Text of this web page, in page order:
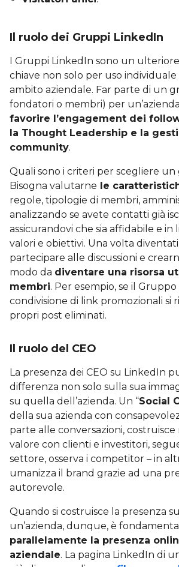
Il ruolo dei Gruppi LinkedIn
I Gruppi LinkedIn sono un
chiave non solo per uso individuale
ambito aziendale. Far parte di un
fondatori o membri) per
favorire l’engagement dei
la Thought Leadership e la
community.
Quali sono i criteri per scegliere
Bisogna valutarne le
regole, tipologie di membri,
analizzando se avete contatti già
assicurandovi che sia affidabile e in
valori e obiettivi. Una volta
partecipare alle discussioni e
modo da diventare una risorsa
membri. Per esempio, se il Gruppo
condivisione di link promozionali si
propri post eliminati.
Il ruolo del CEO
La presenza dei CEO su LinkedIn
differenza non solo sulla sua
su quella dell’azienda. Un “Social
della sua azienda con
parte alle conversazioni, costruisce
valore con clienti e investitori,
settore, osserva i competitor – in
umanizza il brand grazie ad una
autorevole.
Quando si costruisce la presenza
un’azienda, dunque, è
parallelamente la presenza
aziendale. La pagina LinkedIn di